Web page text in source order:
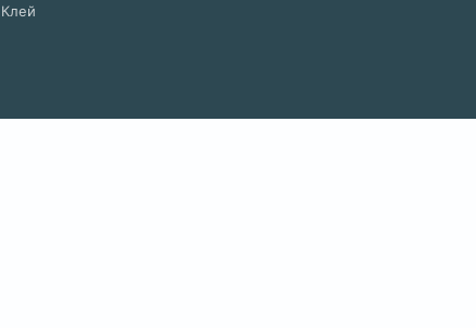
Клей